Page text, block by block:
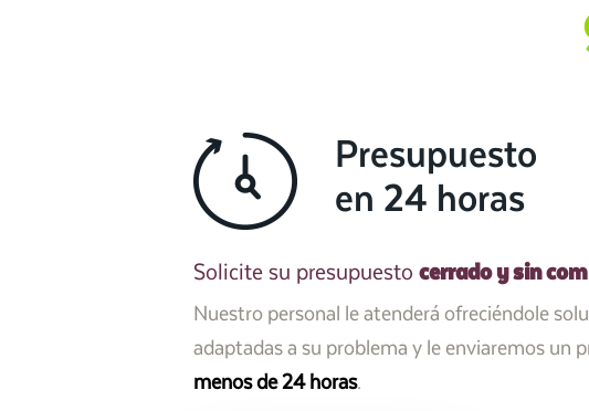
Presupuesto
en 24 horas
Solicite su presupuesto cerrado y sin
Nuestro personal le atenderá ofreciéndole
adaptadas a su problema y le enviaremos un
menos de 24 horas.